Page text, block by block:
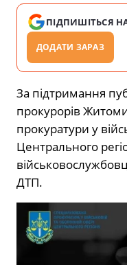
ПІДПИШІТЬСЯ НА
ДОДАТИ ЗАРАЗ
За підтримання
прокурорів
прокуратури у
Центрального
ДТП.